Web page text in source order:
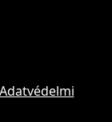
Adatvédelmi